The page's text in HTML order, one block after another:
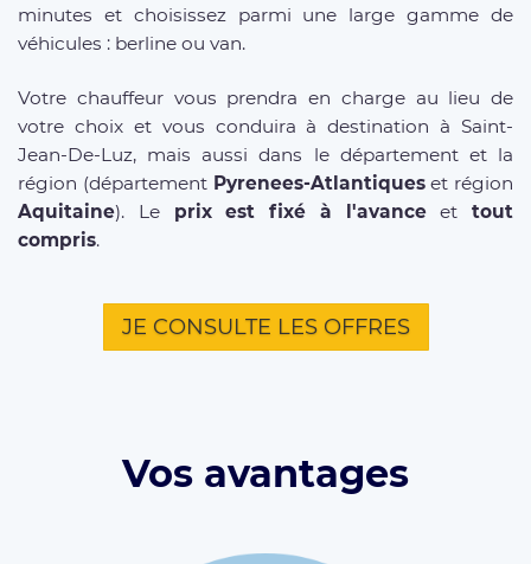
minutes et choisissez parmi une large gamme de
véhicules : berline ou van.
Votre chauffeur vous prendra en charge au lieu de
votre choix et vous conduira à destination à Saint-
Jean-De-Luz, mais aussi dans le département et la
région (département Pyrenees-Atlantiqueset région
Aquitaine). Le prix est fixé à l'avanceet tout
compris.
JE CONSULTE LES OFFRES
Vos avantages